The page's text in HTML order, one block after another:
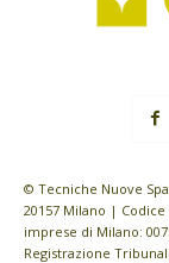
© Tecniche Nuove
20157 Milano |
imprese di Milano:
Registrazione